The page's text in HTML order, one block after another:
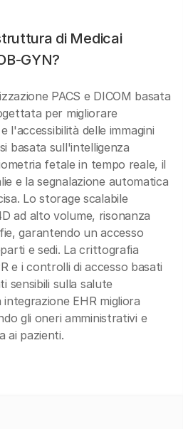
di Medicai
GYN?
PACS e DICOM basata
per migliorare
l'accessibilità delle immagini
basata sull'intelligenza
fetale in tempo reale, il
e la segnalazione automatica
Lo storage scalabile
ad alto volume, risonanza
garantendo un accesso
e sedi. La crittografia
e i controlli di accesso basati
sensibili sulla salute
EHR migliora
gli oneri amministrativi e
ai pazienti.